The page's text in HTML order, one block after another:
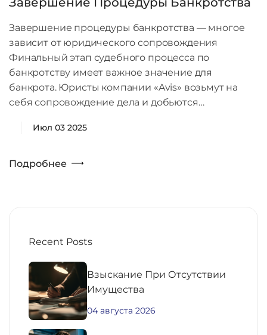
Завершение процедуры банкротства — многое
зависит от юридического сопровождения
Финальный этап судебного процесса по
банкротству имеет важное значение для
банкрота. Юристы компании «Avis» возьмут на
себя сопровождение дела и добьются…
Июл 03 2025
Подробнее
Recent Posts
Взыскание При Отсутствии
Имущества
04 августа 2026